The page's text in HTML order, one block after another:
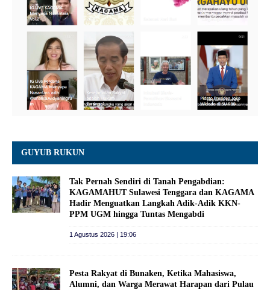
GUYUB RUKUN
Tak Pernah Sendiri di Tanah Pengabdian:
KAGAMAHUT Sulawesi Tenggara dan KAGAMA
Hadir Menguatkan Langkah Adik-Adik KKN-
PPM UGM hingga Tuntas Mengabdi
1 Agustus 2026 | 19:06
Pesta Rakyat di Bunaken, Ketika Mahasiswa,
Alumni, dan Warga Merawat Harapan dari Pulau